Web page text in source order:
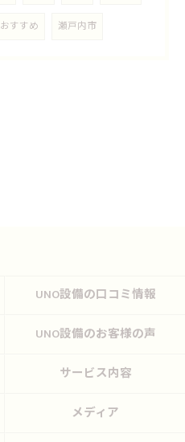
おすすめ 瀬戸内市
UNO設備の口コミ情報
UNO設備のお客様の声
サービス内容
メディア